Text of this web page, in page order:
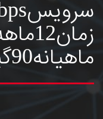
ماهیانه90گیگ-Silver